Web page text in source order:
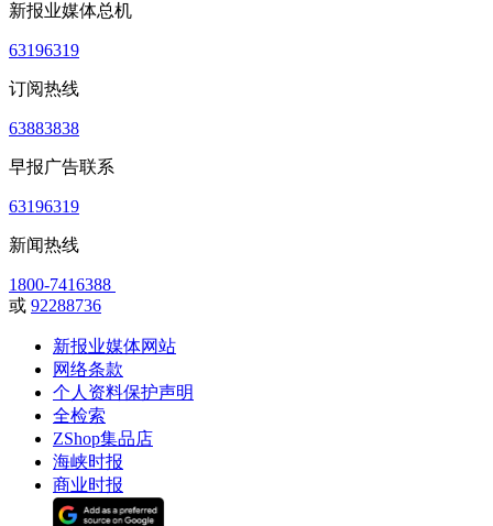
新报业媒体总机
63196319
订阅热线
63883838
早报广告联系
63196319
新闻热线
1800-7416388
或 92288736
新报业媒体网站
网络条款
个人资料保护声明
全检索
ZShop集品店
海峡时报
商业时报